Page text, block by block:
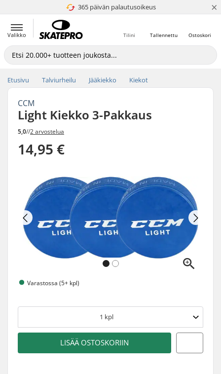
365 päivän palautusoikeus
4.8 / 5 ×
Valikko Ostoskori
Tallennettu
Tilini
Etusivu Talviurheilu Jääkiekko Kiekot
CCM
Light Kiekko 3-Pakkaus
5,0//2 arvostelua
14,95 €
Varastossa (5+ kpl)
1 kpl
LISÄÄ OSTOSKORIIN